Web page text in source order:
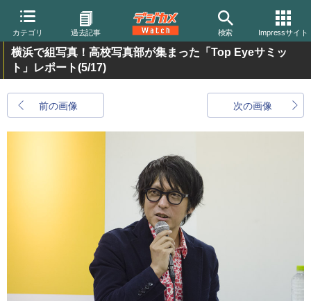
カテゴリ 過去記事 検索 Impressサイト
横浜で組写真！高校写真部が集まった「Top Eyeサミッ
ト」レポート(5/17)
前の画像 次の画像